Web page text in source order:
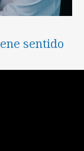
sentido